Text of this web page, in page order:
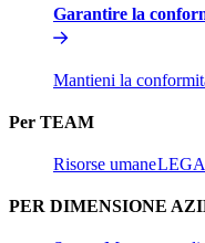
Garantire la
Mantieni la
Per TEAM​​
Risorse umane​​
PER DIMENSIONE